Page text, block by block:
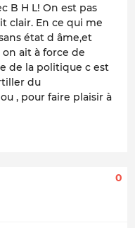
B H L! On est pas
clair. En ce qui me
état d âme,et
ait à force de
de la politique c est
du
, pour faire plaisir à
0